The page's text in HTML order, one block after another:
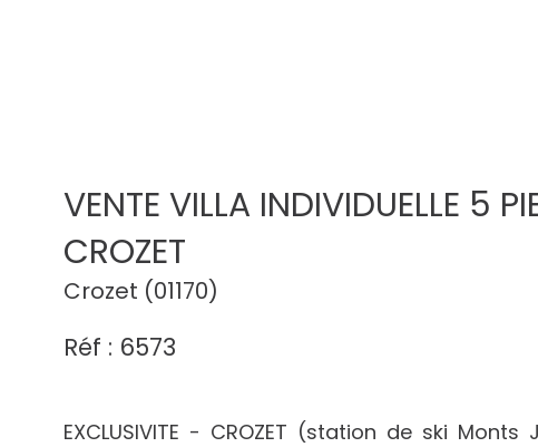
VENTE VILLA INDIVIDUELLE 5
CROZET
Crozet (01170)
Réf : 6573
EXCLUSIVITE - CROZET (station de ski